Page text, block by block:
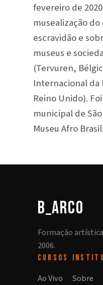
fevereiro de
musealização
escravidão e
museus e
(Tervuren,
Internacional da
Reino Unido).
municipal de
Museu Afro Brasil.
b_arco
Formação
2006.
CURSOS
Ao Vivo
Sobre